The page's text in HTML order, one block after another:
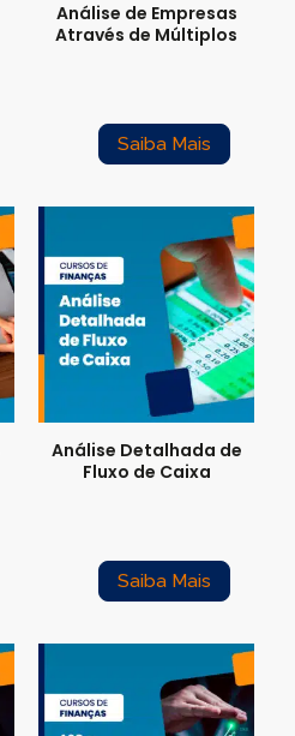
Análise de Empresas
Através de Múltiplos
Saiba Mais
Análise Detalhada de
Fluxo de Caixa
Saiba Mais